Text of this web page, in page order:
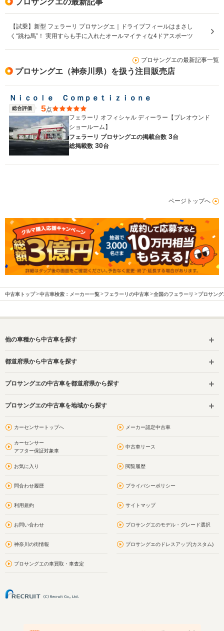
プロサングエの最新記事
【試乗】新型 フェラーリ プロサングエ｜ドライブフィールはまさし
く“跳ね馬”！ 実用すらも手に入れたオールマイティな4ドアスポーツ
プロサングエの最新記事一覧
プロサングエ（神奈川県）を扱う注目販売店
Ｎｉｃｏｌｅ Ｃｏｍｐｅｔｉｚｉｏｎｅ
総合評価 5点
フェラーリ オフィシャル ディーラー【プレオウンド
ショールーム】
フェラーリ プロサングエの掲載台数 3台
総掲載数 30台
ページトップへ
中古車トップ 中古車検索：メーカー一覧 フェラーリの中古車 全国のフェラーリ プロサン
他の車種から中古車を探す
都道府県から中古車を探す
プロサングエの中古車を都道府県から探す
プロサングエの中古車を地域から探す
カーセンサートップへ メーカー認定中古車
カーセンサー
アフター保証対象車
中古車リース
お気に入り 閲覧履歴
問合わせ履歴 プライバシーポリシー
利用規約 サイトマップ
お問い合わせ プロサングエのモデル・グレード選択
神奈川の街情報 プロサングエのドレスアップ(カスタム)
プロサングエの車買取・車査定